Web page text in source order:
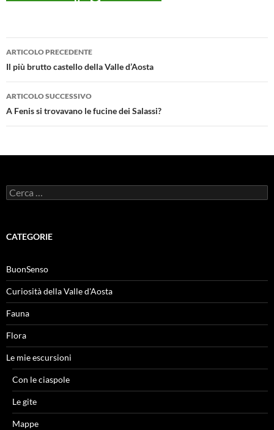
Navigazione
articolo
ARTICOLO PRECEDENTE
Il più brutto castello della Valle d’Aosta
ARTICOLO SUCCESSIVO
A Fenis si trovavano le fucine dei Salassi?
Ricerca
per:
CATEGORIE
BuonSenso
Curiosità della Valle d'Aosta
Fauna
Flora
Le mie escursioni
Con le ciaspole
Le gite
Mappe